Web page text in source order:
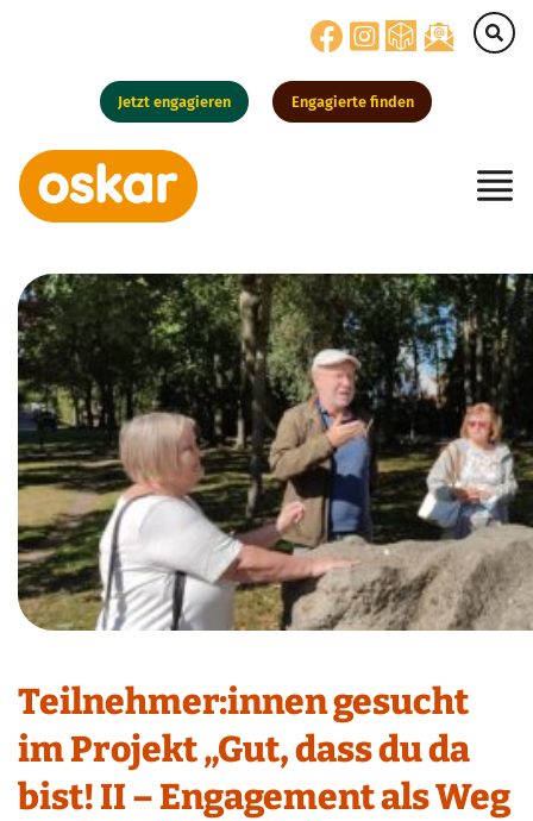
Jetzt engagieren Engagierte finden
Hauptnavigation
Teilnehmer:innen gesucht
im Projekt „Gut, dass du da
bist! II – Engagement als Weg